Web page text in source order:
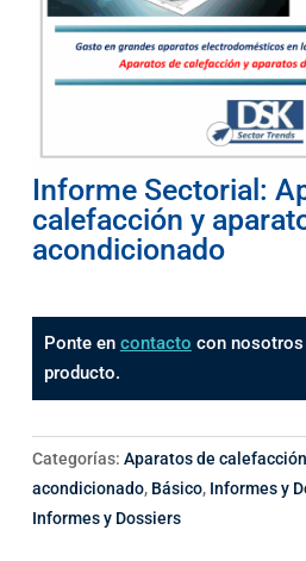
Informe Sectorial:
calefacción y
acondicionado
Ponte en contacto con
producto.
Categorías: Aparatos de
acondicionado, Básico, Informes y
Informes y Dossiers